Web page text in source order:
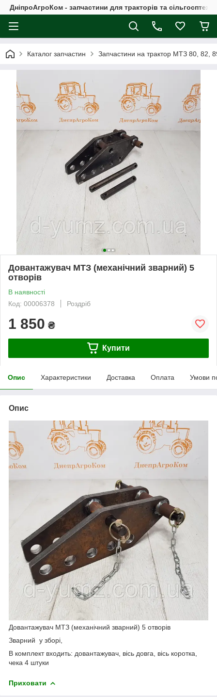
ДніпроАгроКом - запчастини для тракторів та
Каталог запчастин Запчастини на трактор МТЗ 80, 82,
Довантажувач МТЗ (механічний зварний) 5
отворів
В наявності
Код: 00006378
Роздріб
1 850 ₴
Купити
Опис Характеристики Доставка Оплата Умови
Опис
Довантажувач МТЗ (механічний зварний) 5 отворів
Зварний у зборі,
В комплект входить: довантажувач, вісь довга, вісь коротка,
чека 4 штуки
Приховати